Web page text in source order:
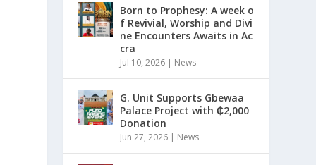
Born to Prophesy: A week o
f Revivial, Worship and Divi
ne Encounters Awaits in Ac
cra
Jul 10, 2026 | News
G. Unit Supports Gbewaa
Palace Project with ₵2,000
Donation
Jun 27, 2026 | News